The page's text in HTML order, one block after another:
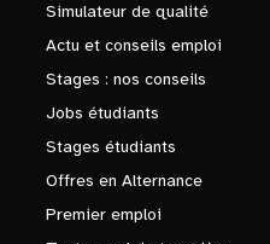
Simulateur de qualité
Actu et conseils emploi
Stages : nos conseils
Jobs étudiants
Stages étudiants
Offres en Alternance
Premier emploi